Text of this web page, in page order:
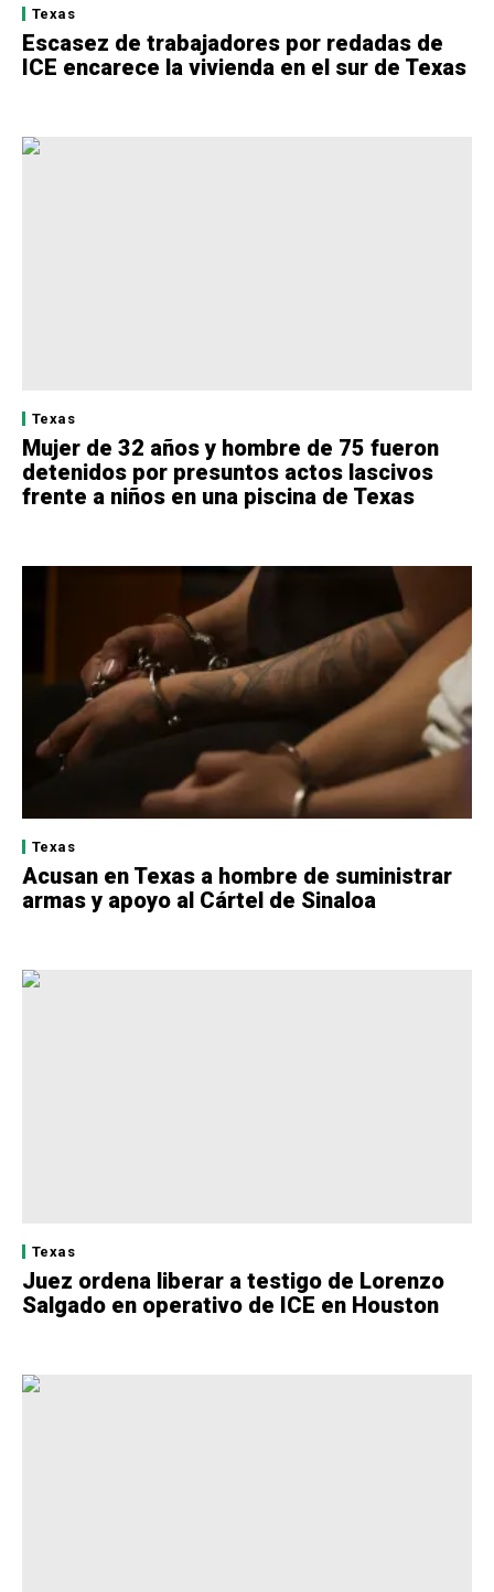
Texas
Escasez de trabajadores por redadas de
ICE encarece la vivienda en el sur de Texas
Texas
Mujer de 32 años y hombre de 75 fueron
detenidos por presuntos actos lascivos
frente a niños en una piscina de Texas
Texas
Acusan en Texas a hombre de suministrar
armas y apoyo al Cártel de Sinaloa
Texas
Juez ordena liberar a testigo de Lorenzo
Salgado en operativo de ICE en Houston